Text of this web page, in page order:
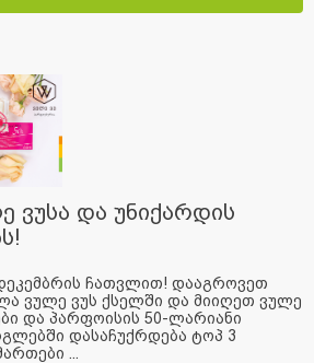
ვუსა და უნიქარდის
ჩათვლით! დააგროვეთ
ვულე ვუს ქსელში და მიიღეთ ვულე
და პარფოისის 50-ლარიანი
დასაჩუქრდება ტოპ 3
...